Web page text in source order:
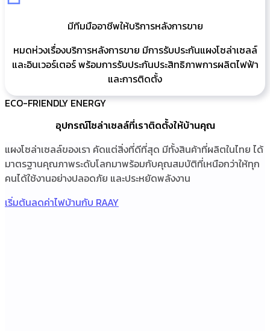
มีทีมมืออาชีพให้บริการหลังการขาย
หมดห่วงเรื่องบริการหลังการขาย มีการรับประกันแผงโซล่าเซลล์
และอินเวอร์เตอร์ พร้อมการรับประกันประสิทธิภาพการผลิตไฟฟ้า
และการติดตั้ง
ECO-FRIENDLY ENERGY
อุปกรณ์โซล่าเซลล์ที่เราติดตั้งให้บ้านคุณ
แผงโซล่าเซลล์ของเรา คัดแต่สิ่งที่ดีที่สุด มีทั้งสินค้าที่ผลิตในไทย ได้
มาตรฐานคุณภาพระดับโลกมาพร้อมกับคุณสมบัติที่เหนือกว่าให้ทุก
คนได้ใช้งานอย่างปลอดภัย และประหยัดพลังงาน
เริ่มต้นลดค่าไฟบ้านกับ RAAY